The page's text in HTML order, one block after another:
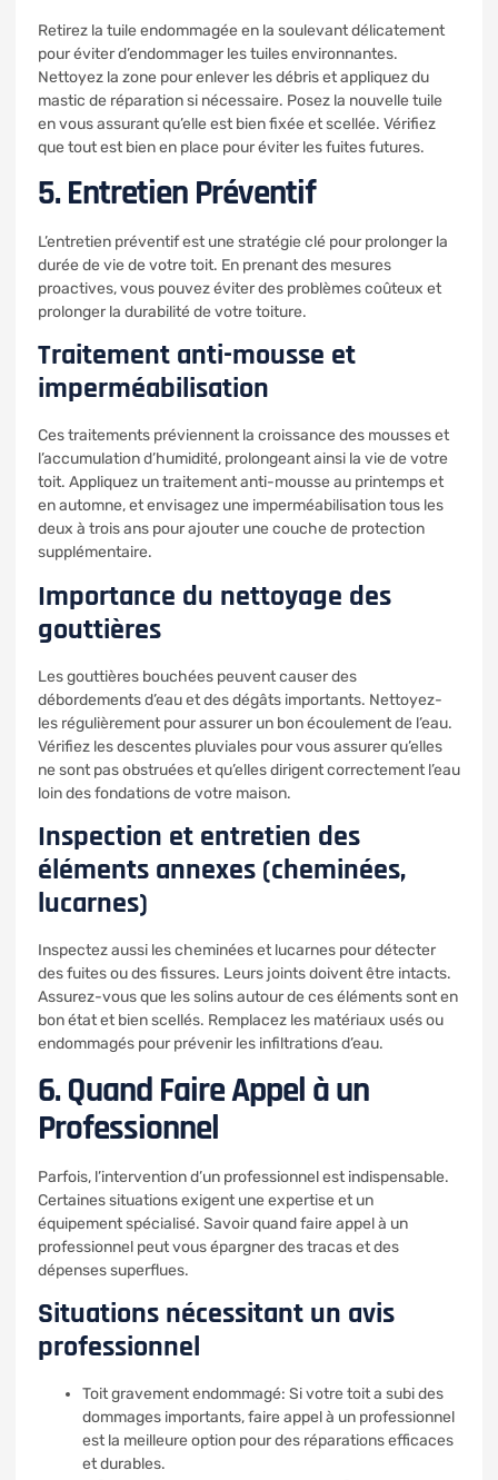
Retirez la tuile endommagée en la soulevant délicatement
pour éviter d’endommager les tuiles environnantes.
Nettoyez la zone pour enlever les débris et appliquez du
mastic de réparation si nécessaire. Posez la nouvelle tuile
en vous assurant qu’elle est bien fixée et scellée. Vérifiez
que tout est bien en place pour éviter les fuites futures.
5. Entretien Préventif
L’entretien préventif est une stratégie clé pour prolonger la
durée de vie de votre toit. En prenant des mesures
proactives, vous pouvez éviter des problèmes coûteux et
prolonger la durabilité de votre toiture.
Traitement anti-mousse et
imperméabilisation
Ces traitements préviennent la croissance des mousses et
l’accumulation d’humidité, prolongeant ainsi la vie de votre
toit. Appliquez un traitement anti-mousse au printemps et
en automne, et envisagez une imperméabilisation tous les
deux à trois ans pour ajouter une couche de protection
supplémentaire.
Importance du nettoyage des
gouttières
Les gouttières bouchées peuvent causer des
débordements d’eau et des dégâts importants. Nettoyez-
les régulièrement pour assurer un bon écoulement de l’eau.
Vérifiez les descentes pluviales pour vous assurer qu’elles
ne sont pas obstruées et qu’elles dirigent correctement l’eau
loin des fondations de votre maison.
Inspection et entretien des
éléments annexes (cheminées,
lucarnes)
Inspectez aussi les cheminées et lucarnes pour détecter
des fuites ou des fissures. Leurs joints doivent être intacts.
Assurez-vous que les solins autour de ces éléments sont en
bon état et bien scellés. Remplacez les matériaux usés ou
endommagés pour prévenir les infiltrations d’eau.
6. Quand Faire Appel à un
Professionnel
Parfois, l’intervention d’un professionnel est indispensable.
Certaines situations exigent une expertise et un
équipement spécialisé. Savoir quand faire appel à un
professionnel peut vous épargner des tracas et des
dépenses superflues.
Situations nécessitant un avis
professionnel
Toit gravement endommagé: Si votre toit a subi des
dommages importants, faire appel à un professionnel
est la meilleure option pour des réparations efficaces
et durables.